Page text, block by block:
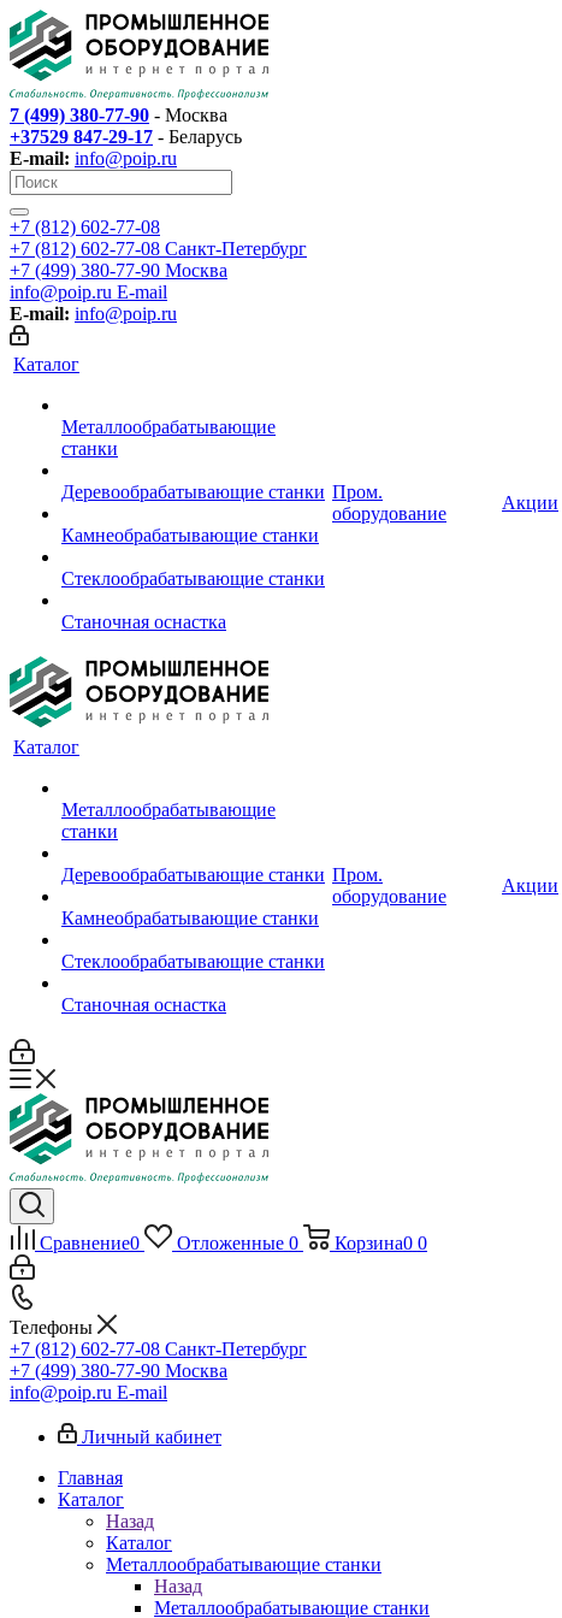
7 (499) 380-77-90 - Москва
+37529 847-29-17 - Беларусь
E-mail: info@poip.ru
+7 (812) 602-77-08
+7 (812) 602-77-08 Санкт-Петербург
+7 (499) 380-77-90 Москва
info@poip.ru E-mail
E-mail: info@poip.ru
Каталог
Металлообрабатывающие
станки
Деревообрабатывающие станки
Камнеобрабатывающие станки
Стеклообрабатывающие станки
Станочная оснастка
Пром.
оборудование
Акции
Каталог
Металлообрабатывающие
станки
Деревообрабатывающие станки
Камнеобрабатывающие станки
Стеклообрабатывающие станки
Станочная оснастка
Пром.
оборудование
Акции
Сравнение0 Отложенные 0 Корзина0 0
Телефоны
+7 (812) 602-77-08 Санкт-Петербург
+7 (499) 380-77-90 Москва
info@poip.ru E-mail
Личный кабинет
Главная
Каталог
Назад
Каталог
Металлообрабатывающие станки
Назад
Металлообрабатывающие станки